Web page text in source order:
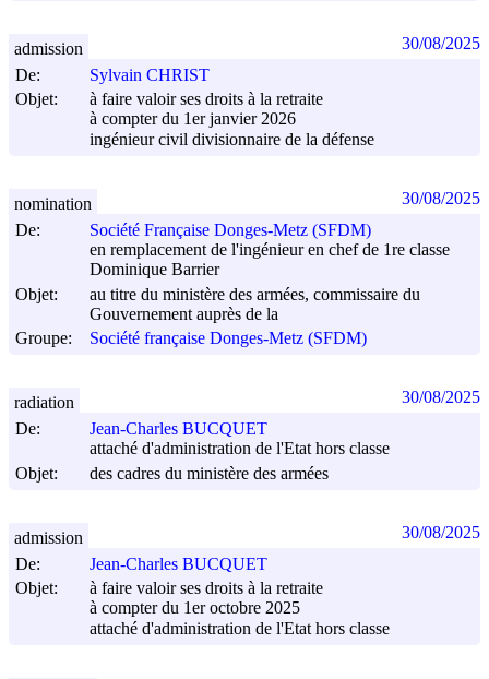
De:
Sylvain CHRIST
Objet:
à faire valoir ses droits à la retraite
à compter du 1er janvier 2026
ingénieur civil divisionnaire de la défense
admission 30/08/2025
De:
Société Française Donges-Metz (SFDM)
en remplacement de l'ingénieur en chef de 1re classe
Dominique Barrier
Objet:
au titre du ministère des armées, commissaire du
Gouvernement auprès de la
Groupe:
Société française Donges-Metz (SFDM)
nomination 30/08/2025
De:
Jean-Charles BUCQUET
attaché d'administration de l'Etat hors classe
Objet:
des cadres du ministère des armées
radiation 30/08/2025
De:
Jean-Charles BUCQUET
Objet:
à faire valoir ses droits à la retraite
à compter du 1er octobre 2025
attaché d'administration de l'Etat hors classe
admission 30/08/2025